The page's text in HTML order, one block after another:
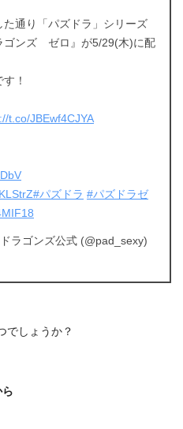
通り「パズドラ」シリーズ
ゴンズ ゼロ』が5/29(木)に配
！
t.co/JBEwf4CJYA
#パズドラ #パズドラゼ
ゴンズ公式 (@pad_sexy)
でしょうか？